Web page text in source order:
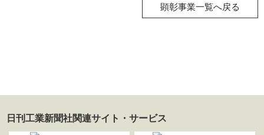
顕彰事業一覧へ戻る
日刊工業新聞社関連サイト・サービス